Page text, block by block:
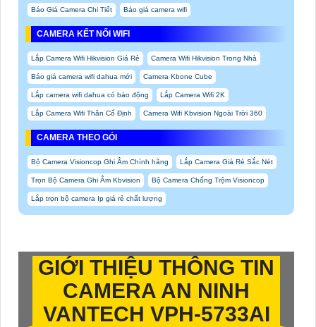
Báo Giá Camera Chi Tiết Báo giá camera wifi
CAMERA KẾT NỐI WIFI
Lắp Camera Wifi Hikvision Giá Rẻ Camera Wifi Hikvision Trong Nhà
Báo giá camera wifi dahua mới Camera Kbone Cube
Lắp camera wifi dahua có báo động Lắp Camera Wifi 2K
Lắp Camera Wifi Thân Cố Định Camera Wifi Kbvision Ngoài Trời 360
CAMERA THEO GÓI
Bộ Camera Visioncop Ghi Âm Chính hãng Lắp Camera Giá Rẻ Sắc Nét
Trọn Bộ Camera Ghi Âm Kbvision Bộ Camera Chống Trộm Visioncop
Lắp trọn bộ camera Ip giá rẻ chất lượng
GIỚI THIỆU THÔNG TIN
CAMERA AN NINH
VANTECH VPH-5733AI